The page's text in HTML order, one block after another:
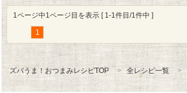
1ページ中1ページ目を表示 [ 1-1件目/1件中 ]
1
ズバうま！おつまみレシピTOP 全レシピ一覧